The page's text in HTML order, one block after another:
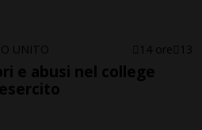
UNITO 14 ore 13
e abusi nel college